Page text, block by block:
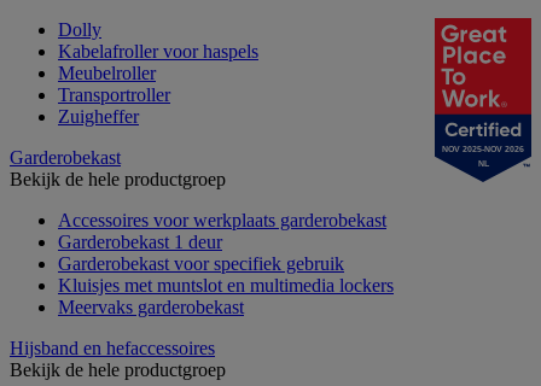
Dolly
Kabelafroller voor haspels
Meubelroller
Transportroller
Zuigheffer
Garderobekast
Bekijk de hele productgroep
Accessoires voor werkplaats garderobekast
Garderobekast 1 deur
Garderobekast voor specifiek gebruik
Kluisjes met muntslot en multimedia lockers
Meervaks garderobekast
Hijsband en hefaccessoires
Bekijk de hele productgroep
NOV 2025-NOV 2026
NL